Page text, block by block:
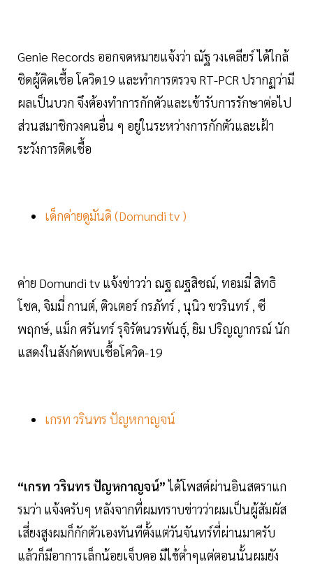
Genie Records ออกจดหมายแจ้งว่า ณัฐ วงเคลียร์ ได้ใกล้
ชิดผู้ติดเชื้อ โควิด19 และทำการตรวจ RT-PCR ปรากฏว่ามี
ผลเป็นบวก จึงต้องทำการกักตัวและเข้ารับการรักษาต่อไป
ส่วนสมาชิกวงคนอื่น ๆ อยู่ในระหว่างการกักตัวและเฝ้า
ระวังการติดเชื้อ
เด็กค่ายดูมันดิ (Domundi tv )
ค่าย Domundi tv แจ้งข่าวว่า ณฐ ณฐสิชณ์, ทอมมี่ สิทธิ
โชค, จิมมี่ กานต์, ติวเตอร์ กรภัทร์ , นุนิว ชวรินทร์ , ซี
พฤกษ์, แม็ก ศรันทร์ รุจิรัตนวรพันธุ์, ยิม ปริญญากรณ์ นัก
แสดงในสังกัดพบเชื้อโควิด-19
เกรท วรินทร ปัญหกาญจน์
“เกรท วรินทร ปัญหกาญจน์”ได้โพสต์ผ่านอินสตราแก
รมว่า แจ้งครับๆ หลังจากที่ผมทราบข่าวว่าผมเป็นผู้สัมผัส
เสี่ยงสูงผมก็กักตัวเองทันทีตั้งแต่วันจันทร์ที่ผ่านมาครับ
แล้วก็มีอาการเล็กน้อยเจ็บคอ มีไข้ต่ำๆแต่ตอนนั้นผมยัง